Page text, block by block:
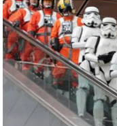
ड
हॉ
ली
वु
ड